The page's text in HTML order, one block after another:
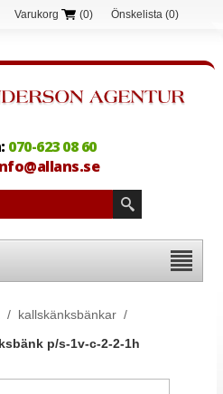
Varukorg (0) Önskelista (0)
070-623 08 60
/ kallskänksbänkar /
p/s-1v-c-2-2-1h